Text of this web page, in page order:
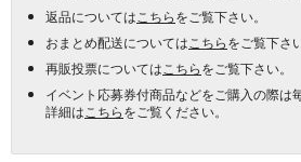
返品については こちらをご覧下さい。
おまとめ配送については こちらをご覧下さい
再販投票については こちらをご覧下さい。
イベント応募券付商品などをご購入の際は
詳細は こちらをご覧ください。